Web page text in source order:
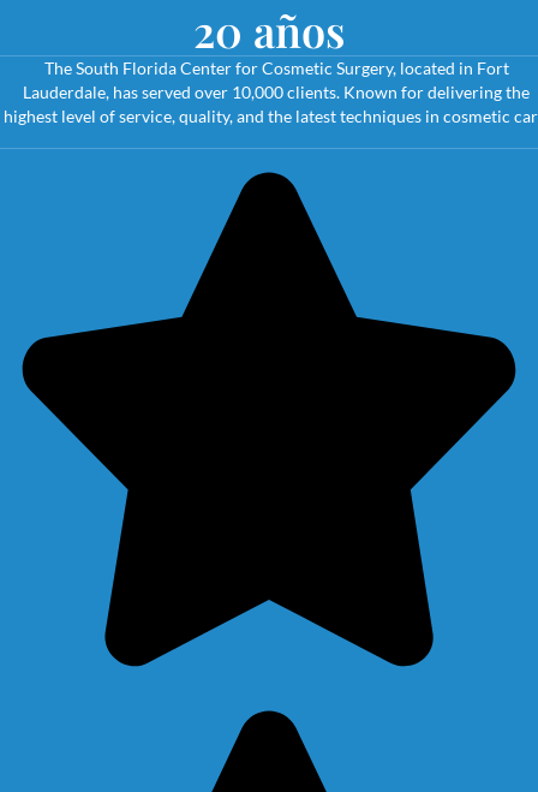
20 años
The South Florida Center for Cosmetic Surgery, located in Fort
Lauderdale, has served over 10,000 clients. Known for delivering the
highest level of service, quality, and the latest techniques in cosmetic